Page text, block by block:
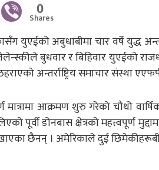
0
Shares
युएईको अबुधाबीमा चार वर्षे युद्ध
जेलेन्स्कीले बुधवार र बिहिवार युएईको
अन्तर्राष्ट्रिय समाचार संस्था
मात्रामा आक्रमण शुरु गरेको चौथो
पूर्वी डोनबास क्षेत्रको महत्त्वपूर्ण
छैनन् । अमेरिकाले दुई